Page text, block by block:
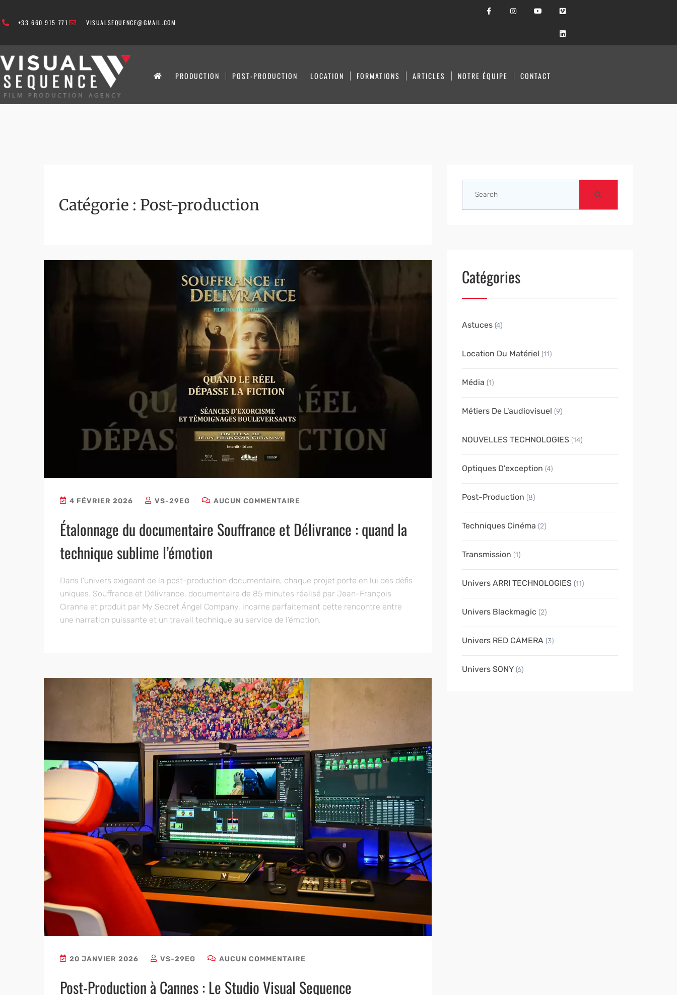
+33 660 915 771 VISUALSEQUENCE@GMAIL.COM
PRODUCTION POST-PRODUCTION LOCATION FORMATIONS ARTICLES NOTRE ÉQUIPE CONTACT
Catégorie : Post-production
4 FÉVRIER 2026 VS-29EG AUCUN COMMENTAIRE
Étalonnage du documentaire Souffrance et Délivrance : quand la
technique sublime l’émotion
Dans l’univers exigeant de la post-production documentaire, chaque projet porte en lui des défis
uniques. Souffrance et Délivrance, documentaire de 85 minutes réalisé par Jean-François
Ciranna et produit par My Secret Ángel Company, incarne parfaitement cette rencontre entre
une narration puissante et un travail technique au service de l’émotion.
20 JANVIER 2026 VS-29EG AUCUN COMMENTAIRE
Post-Production à Cannes : Le Studio Visual Sequence
Catégories
Astuces (4)
Location Du Matériel (11)
Média (1)
Métiers De L'audiovisuel (9)
NOUVELLES TECHNOLOGIES (14)
Optiques D'exception (4)
Post-Production (8)
Techniques Cinéma (2)
Transmission (1)
Univers ARRI TECHNOLOGIES (11)
Univers Blackmagic (2)
Univers RED CAMERA (3)
Univers SONY (6)